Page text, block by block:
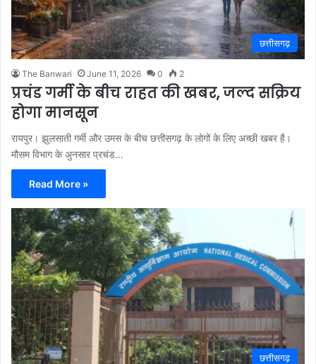
छत्तीसगढ़
The Banwari June 11, 2026 0 2
प्रचंड गर्मी के बीच राहत की खबर, जल्द सक्रिय
होगा मानसून
रायपुर। झुलसाती गर्मी और उमस के बीच छत्तीसगढ़ के लोगों के लिए अच्छी खबर है।
मौसम विभाग के अुनसार प्रचंड…
Read More »
छत्तीसगढ़